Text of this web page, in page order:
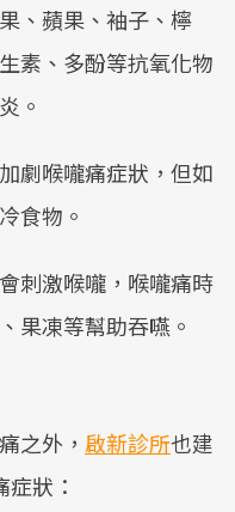
、蘋果、袖子、檸
素、多酚等抗氧化物
。
劇喉嚨痛症狀，但如
食物。
刺激喉嚨，喉嚨痛時
果凍等幫助吞嚥。
之外， 啟新診所也建
狀：